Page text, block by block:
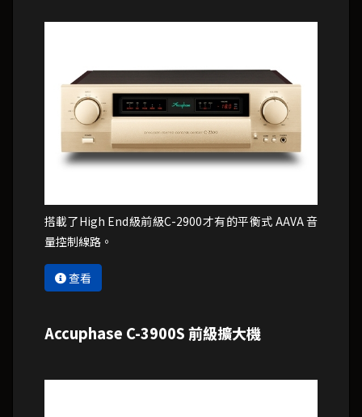
搭載了High End級前級C-2900才有的平衡式 AAVA 音
量控制線路。
查看
Accuphase C-3900S 前級擴大機